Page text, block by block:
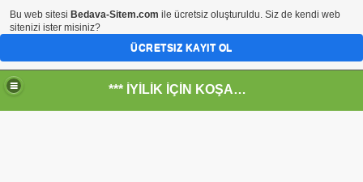
*** İYİLİK İÇİN KOŞANLARIN YERİ***
Bu web sitesi Bedava-Sitem.com ile ücretsiz oluşturuldu. Siz de kendi web
sitenizi ister misiniz?
ÜCRETSIZ KAYIT OL